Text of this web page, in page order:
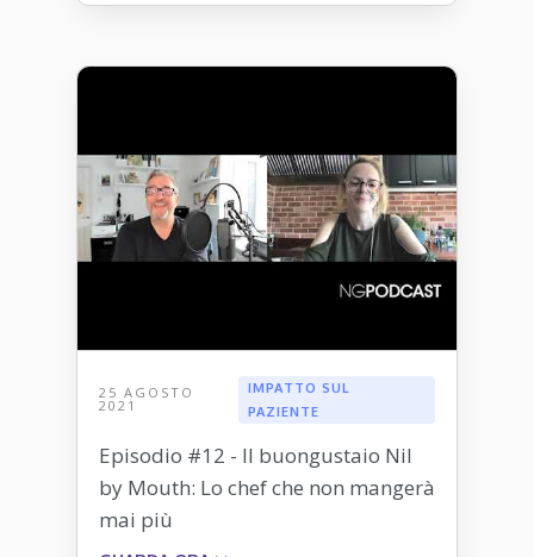
25 AGOSTO
2021
IMPATTO SUL
PAZIENTE
Episodio #12 - Il buongustaio Nil
by Mouth: Lo chef che non mangerà
mai più